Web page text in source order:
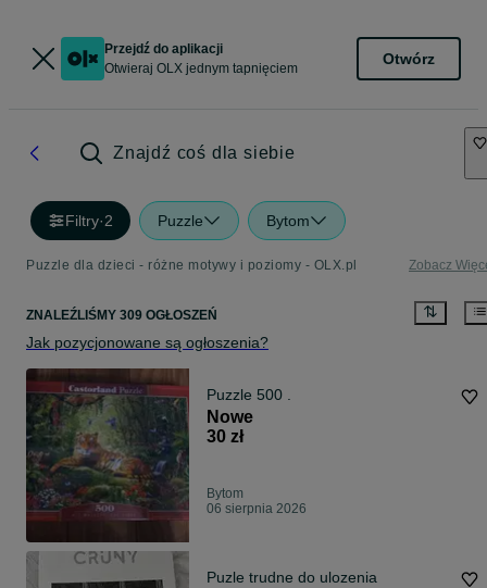
Przejdź do aplikacji
Otwieraj OLX jednym tapnięciem
Otwórz
Znajdź coś dla siebie
Filtry·2 Puzzle Bytom
Puzzle dla dzieci - różne motywy i poziomy - OLX.pl Zobacz
ZNALEŹLIŚMY 309 OGŁOSZEŃ
Jak pozycjonowane są ogłoszenia?
Puzzle 500 .
Nowe
30 zł
Bytom
06 sierpnia 2026
Puzle trudne do ulozenia